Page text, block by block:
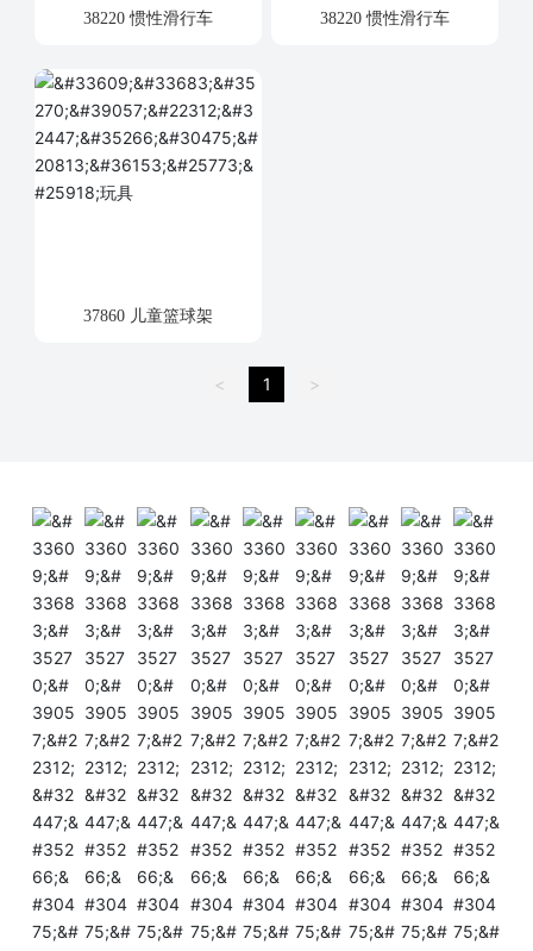
38220 惯性滑行车 38220 惯性滑行车
37860 儿童篮球架
< 1 >